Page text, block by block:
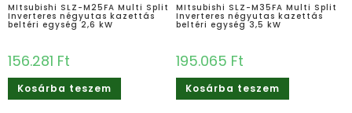
MItsubishi SLZ-M25FA Multi Split
Inverteres négyutas kazettás
beltéri egység 2,6 kW
156.281 Ft
Kosárba teszem
MItsubishi SLZ-M35FA Multi Split
Inverteres négyutas kazettás
beltéri egység 3,5 kW
195.065 Ft
Kosárba teszem